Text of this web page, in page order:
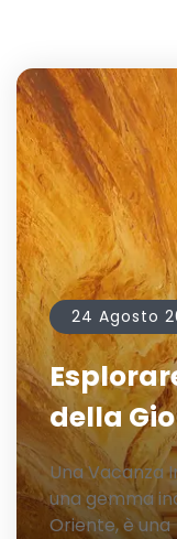
24 Agosto
della
Una Vacanza
una gemma
Oriente, è una